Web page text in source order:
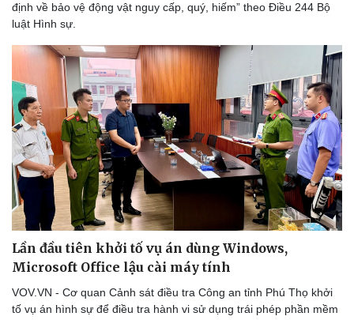
định về bảo vệ động vật nguy cấp, quý, hiếm” theo Điều 244 Bộ
luật Hình sự.
Lần đầu tiên khởi tố vụ án dùng Windows,
Microsoft Office lậu cài máy tính
VOV.VN - Cơ quan Cảnh sát điều tra Công an tỉnh Phú Thọ khởi
tố vụ án hình sự để điều tra hành vi sử dụng trái phép phần mềm